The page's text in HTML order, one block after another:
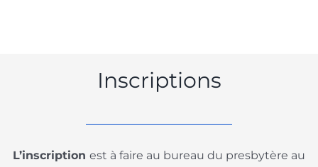
Inscriptions
L’inscription est à faire au bureau du presbytère au